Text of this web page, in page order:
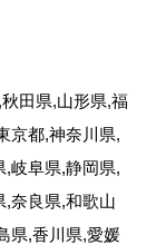
田県,山形県,福
京都,神奈川県,
,岐阜県,静岡県,
,奈良県,和歌山
県,香川県,愛媛